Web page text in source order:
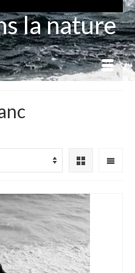
la nature